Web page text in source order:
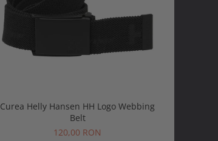
Curea Helly Hansen HH Logo Webbing
Belt
120,00 RON